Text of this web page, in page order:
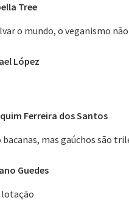
Tree
o mundo, o veganismo
López
Ferreira dos Santos
bacanas, mas gaúchos são
Guedes
lotação